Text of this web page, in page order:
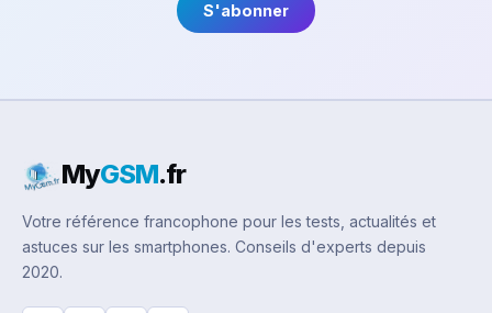
S'abonner
MyGSM.fr
Votre référence francophone pour les tests, actualités et
astuces sur les smartphones. Conseils d'experts depuis
2020.